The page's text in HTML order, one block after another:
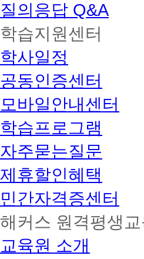
질의응답 Q&A
학습지원센터
학사일정
공동인증센터
모바일안내센터
학습프로그램
자주묻는질문
제휴할인혜택
민간자격증센터
해커스 원격평생
교육원 소개